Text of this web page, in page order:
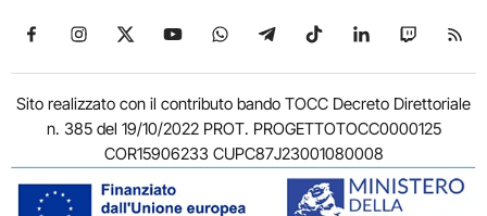
Seguici su Facebook
Seguici su Instagram
Seguici su X
Seguici su YouTube
Seguici su WhatsApp
Seguici su Telegram
Seguici su TikTok
Seguici su
Seguici
Sito realizzato con il contributo bando TOCC Decreto Direttoriale
n. 385 del 19/10/2022 PROT. PROGETTOTOCC0000125
COR15906233 CUPC87J23001080008